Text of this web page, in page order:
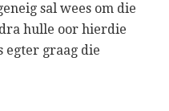
sal wees om die
hulle oor hierdie
egter graag die